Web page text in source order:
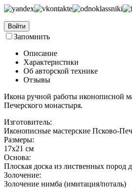
Войти
Запомнить
Описание
Характеристики
Об авторской технике
Отзывы
Икона ручной работы иконописной
Печерского монастыря.
Изготовитель:
Иконописные мастерские Псково-
Размеры:
17х21 см
Основа:
Плоская доска из лиственных пород
Золочение:
Золочение нимба (имитация/поталь)